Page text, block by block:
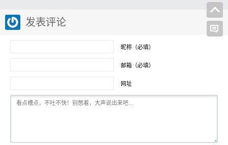
发表评论
昵称（必填）
邮箱（必填）
网址